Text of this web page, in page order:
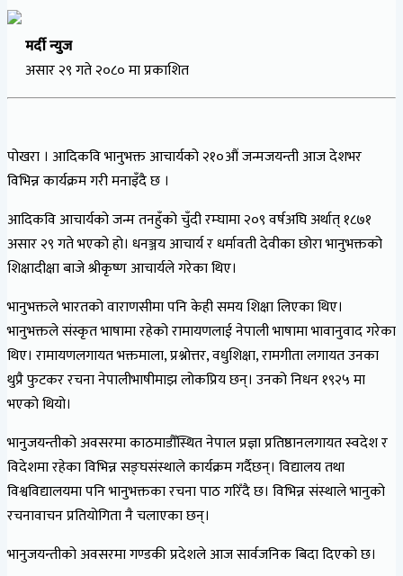
मर्दी न्युज
असार २९ गते २०८० मा प्रकाशित
पोखरा । आदिकवि भानुभक्त आचार्यको २१०औं जन्मजयन्ती आज देशभर
विभिन्न कार्यक्रम गरी मनाइँदै छ ।
आदिकवि आचार्यको जन्म तनहुँको चुँदी रम्घामा २०९ वर्षअघि अर्थात् १८७१
असार २९ गते भएको हो। धनञ्जय आचार्य र धर्मावती देवीका छोरा भानुभक्तको
शिक्षादीक्षा बाजे श्रीकृष्ण आचार्यले गरेका थिए।
भानुभक्तले भारतको वाराणसीमा पनि केही समय शिक्षा लिएका थिए।
भानुभक्तले संस्कृत भाषामा रहेको रामायणलाई नेपाली भाषामा भावानुवाद गरेका
थिए। रामायणलगायत भक्तमाला, प्रश्नोत्तर, वधुशिक्षा, रामगीता लगायत उनका
थुप्रै फुटकर रचना नेपालीभाषीमाझ लोकप्रिय छन्। उनको निधन १९२५ मा
भएको थियो।
भानुजयन्तीको अवसरमा काठमाडौँस्थित नेपाल प्रज्ञा प्रतिष्ठानलगायत स्वदेश र
विदेशमा रहेका विभिन्न सङ्घसंस्थाले कार्यक्रम गर्दैछन्। विद्यालय तथा
विश्वविद्यालयमा पनि भानुभक्तका रचना पाठ गरिँदै छ। विभिन्न संस्थाले भानुको
रचनावाचन प्रतियोगिता नै चलाएका छन्।
भानुजयन्तीको अवसरमा गण्डकी प्रदेशले आज सार्वजनिक बिदा दिएको छ।